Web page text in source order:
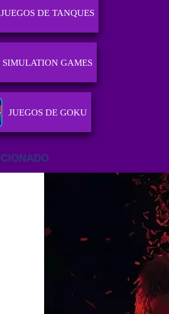
JUEGOS DE TANQUES
SIMULATION GAMES
JUEGOS DE GOKU